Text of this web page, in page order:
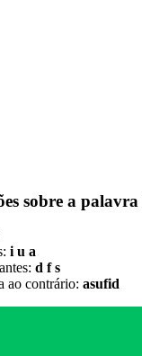
sobre a palavra
i u a
d f s
ao contrário: asufid